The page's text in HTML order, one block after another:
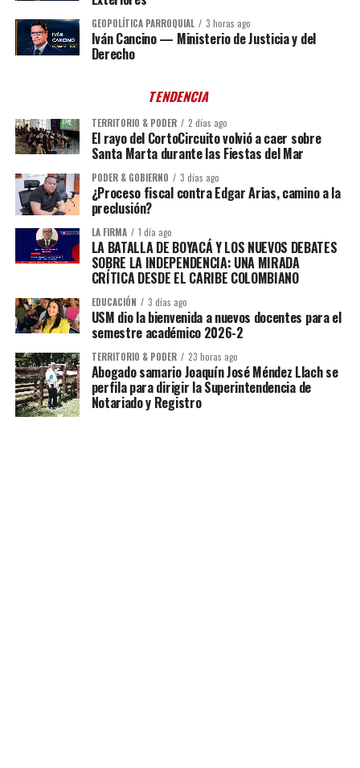
GEOPOLÍTICA PARROQUIAL 3 horas ago
Iván Cancino — Ministerio de Justicia y del
Derecho
TENDENCIA
TERRITORIO & PODER 2 días ago
El rayo del CortoCircuito volvió a caer sobre
Santa Marta durante las Fiestas del Mar
PODER & GOBIERNO 3 días ago
¿Proceso fiscal contra Edgar Arias, camino a la
preclusión?
LA FIRMA 1 día ago
LA BATALLA DE BOYACÁ Y LOS NUEVOS DEBATES
SOBRE LA INDEPENDENCIA: UNA MIRADA
CRÍTICA DESDE EL CARIBE COLOMBIANO
EDUCACIÓN 3 días ago
USM dio la bienvenida a nuevos docentes para el
semestre académico 2026-2
TERRITORIO & PODER 23 horas ago
Abogado samario Joaquín José Méndez Llach se
perfila para dirigir la Superintendencia de
Notariado y Registro